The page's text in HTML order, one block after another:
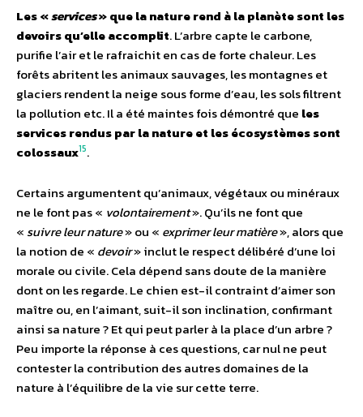
Les «services» que la nature rend à la planète sont les
devoirs qu’elle accomplit. L’arbre capte le carbone,
purifie l’air et le rafraichit en cas de forte chaleur. Les
forêts abritent les animaux sauvages, les montagnes et
glaciers rendent la neige sous forme d’eau, les sols filtrent
la pollution etc. Il a été maintes fois démontré que les
services rendus par la nature et les écosystèmes sont
colossaux15.
Certains argumentent qu’animaux, végétaux ou minéraux
ne le font pas « volontairement». Qu’ils ne font que
« suivre leur nature» ou « exprimer leur matière», alors que
la notion de « devoir» inclut le respect délibéré d’une loi
morale ou civile. Cela dépend sans doute de la manière
dont on les regarde. Le chien est-il contraint d’aimer son
maître ou, en l’aimant, suit-il son inclination, confirmant
ainsi sa nature ? Et qui peut parler à la place d’un arbre ?
Peu importe la réponse à ces questions, car nul ne peut
contester la contribution des autres domaines de la
nature à l’équilibre de la vie sur cette terre.